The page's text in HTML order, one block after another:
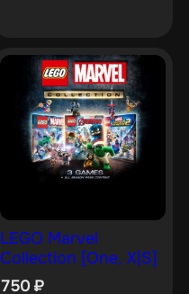
LEGO Marvel
Collection [One, X|S]
750₽